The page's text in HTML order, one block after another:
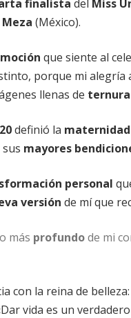
finalista del Miss
(México).
que siente al
porque mi
llenas de ternura
definió la maternidad
mayores
personal
versión de mí que
más profundode mi
con la reina de
vida es un